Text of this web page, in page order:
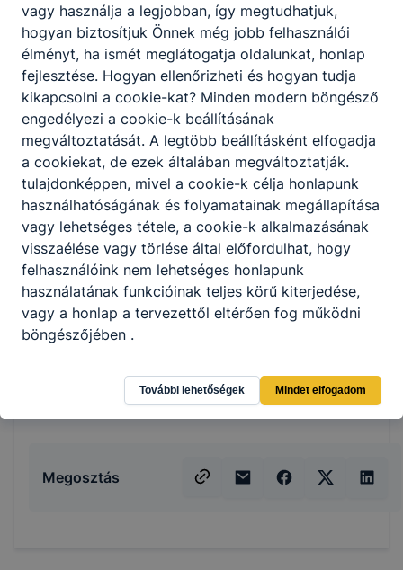
közreműködik;
a gyártási folyamatban minőségellenőrzést
végez, ellenőrzi a gyártósorról lekerülő
gépjárművek minőségét;
megállapítja és megszünteti a hibákat és
zavarokat, ehhez automatikus mérő- és
vizsgáló rendszereket használ;
kezeli a járműveket és azok rendszereit,
üzembe helyezi a járműveket;
mechanikus és elektromos alkatrészeket
össze- és szétszerel, valamint ellenőriz;
járműveket és rendszereket karbantart,
javít és beállít;
hibákat és zavarokat keres, mérési
eredményeket értékel;
munkahelyi logisztikai ismereteket
minőségi, valamint a munkavégzéshez
szükséges utasításokat értelmez.
Megosztás
vagy használja a legjobban, így megtudhatjuk,
hogyan biztosítjuk Önnek még jobb felhasználói
élményt, ha ismét meglátogatja oldalunkat, honlap
fejlesztése. Hogyan ellenőrizheti és hogyan tudja
kikapcsolni a cookie-kat? Minden modern böngésző
engedélyezi a cookie-k beállításának
megváltoztatását. A legtöbb beállításként elfogadja
a cookiekat, de ezek általában megváltoztatják.
tulajdonképpen, mivel a cookie-k célja honlapunk
használhatóságának és folyamatainak megállapítása
vagy lehetséges tétele, a cookie-k alkalmazásának
visszaélése vagy törlése által előfordulhat, hogy
felhasználóink ​​nem lehetséges honlapunk
használatának funkcióinak teljes körű kiterjedése,
vagy a honlap a tervezettől eltérően fog működni
böngészőjében .
További lehetőségek Mindet elfogadom